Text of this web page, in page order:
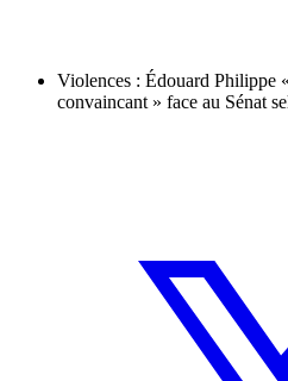
Violences : Édouard Philippe
convaincant » face au Sénat